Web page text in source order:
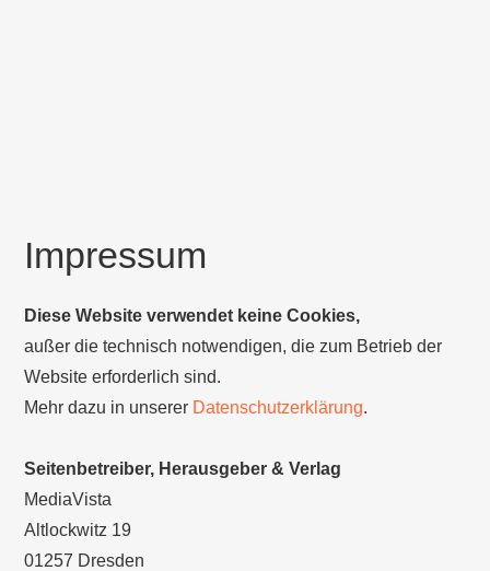
Impressum
Diese Website verwendet keine Cookies,
außer die technisch notwendigen, die zum Betrieb der
Website erforderlich sind.
Mehr dazu in unserer Datenschutzerklärung.
Seitenbetreiber, Herausgeber & Verlag
MediaVista
Altlockwitz 19
01257 Dresden